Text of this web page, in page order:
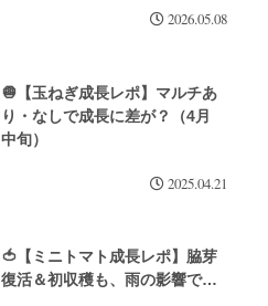
2026.05.08
🧅【玉ねぎ成長レポ】マルチあ
り・なしで成長に差が？（4月
中旬）
2025.04.21
🍅【ミニトマト成長レポ】脇芽
復活＆初収穫も、雨の影響で…